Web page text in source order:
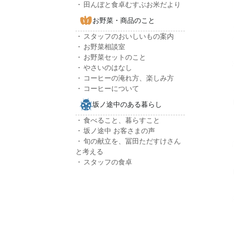
田んぼと食卓むすぶお米だより
お野菜・商品のこと
スタッフのおいしいもの案内
お野菜相談室
お野菜セットのこと
やさいのはなし
コーヒーの淹れ方、楽しみ方
コーヒーについて
坂ノ途中のある暮らし
食べること、暮らすこと
坂ノ途中 お客さまの声
旬の献立を、冨田ただすけさん
と考える
スタッフの食卓